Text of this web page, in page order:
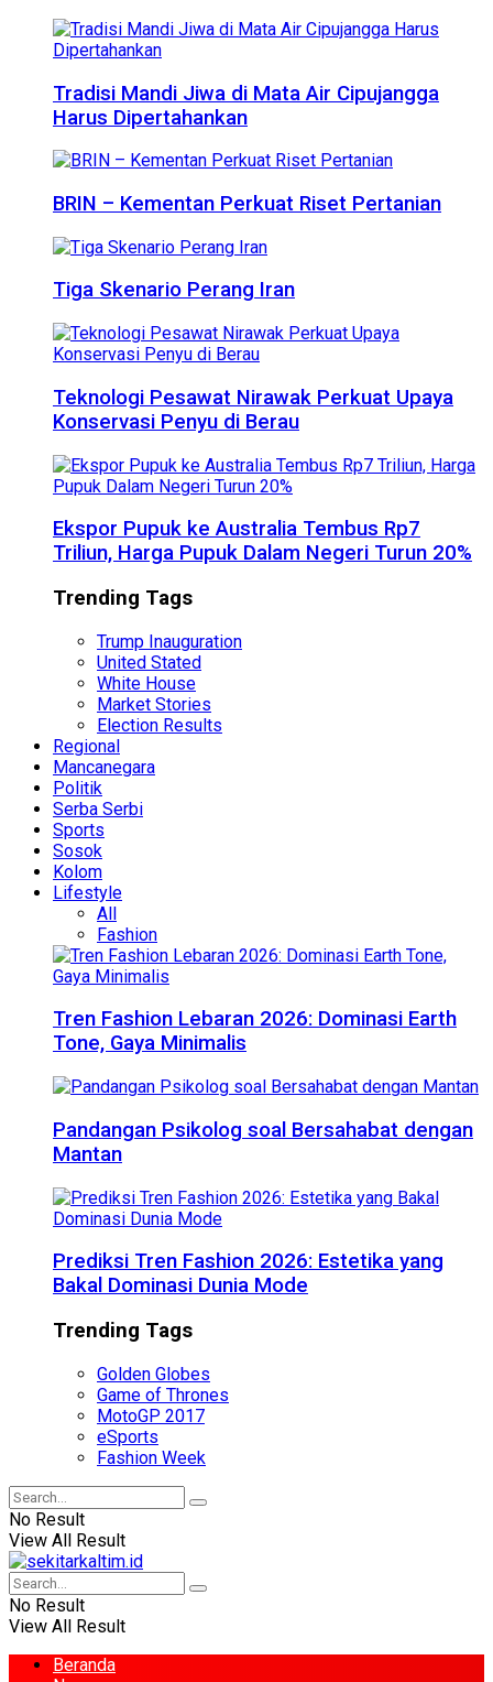
Tradisi Mandi Jiwa di Mata Air Cipujangga
Harus Dipertahankan
BRIN – Kementan Perkuat Riset Pertanian
Tiga Skenario Perang Iran
Teknologi Pesawat Nirawak Perkuat Upaya
Konservasi Penyu di Berau
Ekspor Pupuk ke Australia Tembus Rp7
Triliun, Harga Pupuk Dalam Negeri Turun 20%
Trending Tags
Trump Inauguration
United Stated
White House
Market Stories
Election Results
Regional
Mancanegara
Politik
Serba Serbi
Sports
Sosok
Kolom
Lifestyle
All
Fashion
Tren Fashion Lebaran 2026: Dominasi Earth
Tone, Gaya Minimalis
Pandangan Psikolog soal Bersahabat dengan
Mantan
Prediksi Tren Fashion 2026: Estetika yang
Bakal Dominasi Dunia Mode
Trending Tags
Golden Globes
Game of Thrones
MotoGP 2017
eSports
Fashion Week
No Result
View All Result
No Result
View All Result
Beranda